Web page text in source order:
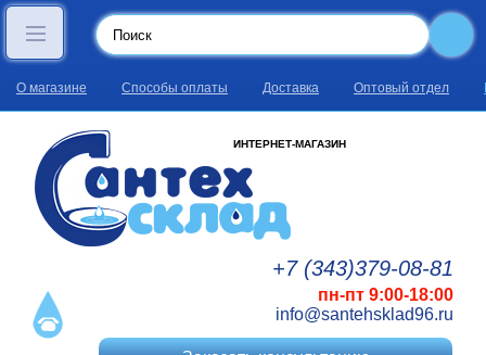
О магазине Способы оплаты Доставка Оптовый отдел
ИНТЕРНЕТ-МАГАЗИН
+7 (343)379-08-81
пн-пт 9:00-18:00
info@santehsklad96.ru